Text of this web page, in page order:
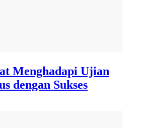
Menghadapi Ujian
dengan Sukses